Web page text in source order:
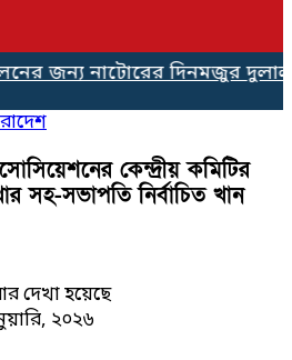
নাটোরের দিনমজুর দুলাল,
কেন্দ্রীয় কমিটির
সহ-সভাপতি নির্বাচিত খান
দেখা হয়েছে
২০২৬